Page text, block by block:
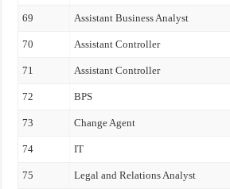
69 Assistant Business Analyst
70 Assistant Controller
71 Assistant Controller
72 BPS
73 Change Agent
74 IT
75 Legal and Relations Analyst